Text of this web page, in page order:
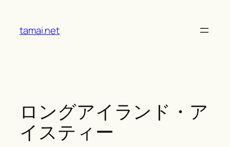
content
tamai.net
ロングアイランド・ア
イスティー